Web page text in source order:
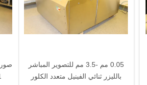
0.05 مم -3.5 مم للتصوير المباشر
بالليزر ثنائي الفينيل متعدد الكلور